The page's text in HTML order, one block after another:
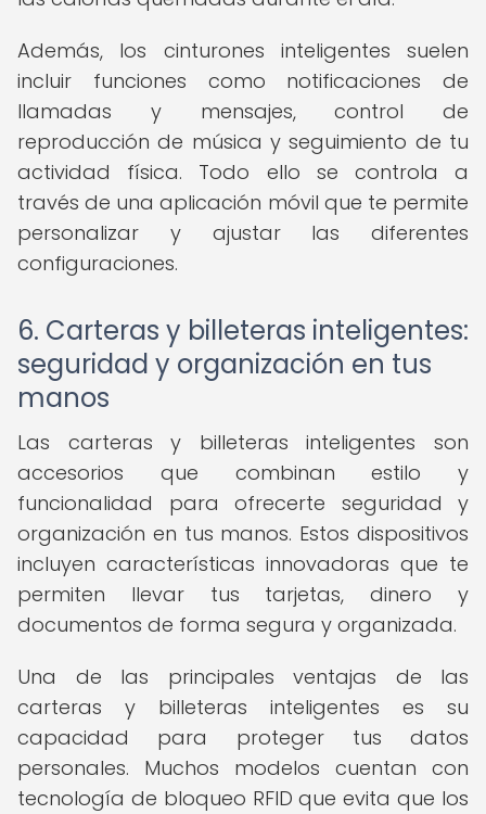
Además, los cinturones inteligentes suelen
incluir funciones como notificaciones de
llamadas y mensajes, control de
reproducción de música y seguimiento de tu
actividad física. Todo ello se controla a
través de una aplicación móvil que te permite
personalizar y ajustar las diferentes
configuraciones.
6. Carteras y billeteras inteligentes:
seguridad y organización en tus
manos
Las carteras y billeteras inteligentes son
accesorios que combinan estilo y
funcionalidad para ofrecerte seguridad y
organización en tus manos. Estos dispositivos
incluyen características innovadoras que te
permiten llevar tus tarjetas, dinero y
documentos de forma segura y organizada.
Una de las principales ventajas de las
carteras y billeteras inteligentes es su
capacidad para proteger tus datos
personales. Muchos modelos cuentan con
tecnología de bloqueo RFID que evita que los